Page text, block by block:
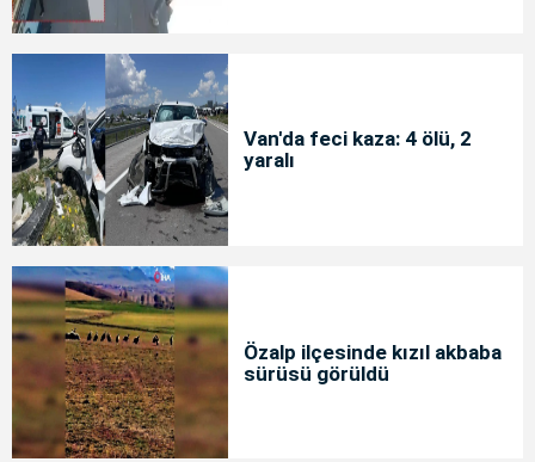
Van'da feci kaza: 4 ölü, 2
yaralı
Özalp ilçesinde kızıl akbaba
sürüsü görüldü